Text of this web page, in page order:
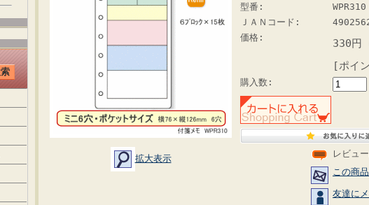
拡大表示
型番:
WPR310
ＪＡＮコード:
価格:
330円
[ポイ
購入数:
レビュ
この商
友達に